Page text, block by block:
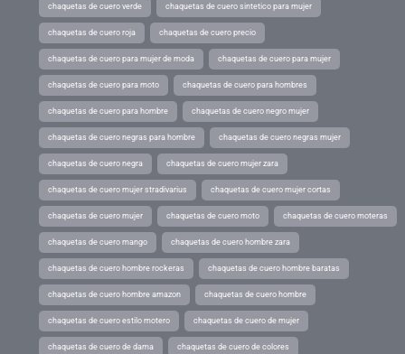
chaquetas de cuero verde chaquetas de cuero sintetico para mujer
chaquetas de cuero roja chaquetas de cuero precio
chaquetas de cuero para mujer de moda chaquetas de cuero para mujer
chaquetas de cuero para moto chaquetas de cuero para hombres
chaquetas de cuero para hombre chaquetas de cuero negro mujer
chaquetas de cuero negras para hombre chaquetas de cuero negras mujer
chaquetas de cuero negra chaquetas de cuero mujer zara
chaquetas de cuero mujer stradivarius chaquetas de cuero mujer cortas
chaquetas de cuero mujer chaquetas de cuero moto chaquetas de cuero moteras
chaquetas de cuero mango chaquetas de cuero hombre zara
chaquetas de cuero hombre rockeras chaquetas de cuero hombre baratas
chaquetas de cuero hombre amazon chaquetas de cuero hombre
chaquetas de cuero estilo motero chaquetas de cuero de mujer
chaquetas de cuero de dama chaquetas de cuero de colores